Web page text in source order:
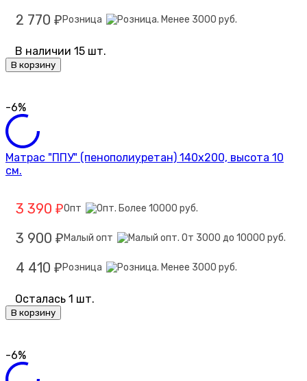
2 770 ₽ Розница
В наличии 15 шт.
В корзину
-6%
Матрас "ППУ" (пенополиуретан) 140х200, высота 10
см.
3 390 ₽Опт
3 900 ₽ Малый опт
4 410 ₽ Розница
Осталась 1 шт.
В корзину
-6%